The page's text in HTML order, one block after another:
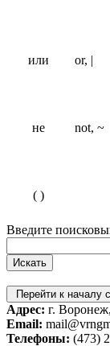
или
or, |
не
not, ~
( )
Введите
Перейти к началу
Адрес: г.
Email:
Телефоны: (473)